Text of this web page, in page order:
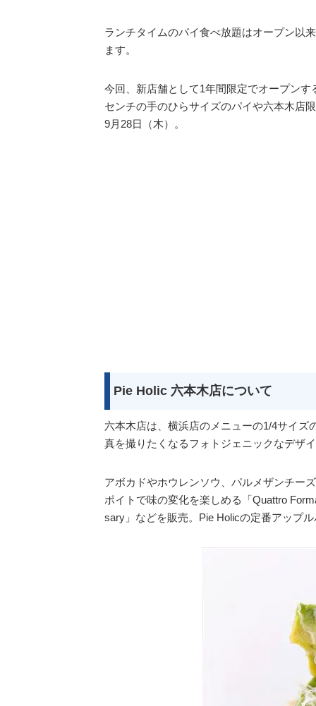
ランチタイムのパイ食べ放題はオープン以
ます。
今回、新店舗として1年間限定でオープンす
センチの手のひらサイズのパイや六本木店
9月28日（木）。
Pie Holic 六本木店について
六本木店は、横浜店のメニューの1/4サイ
真を撮りたくなるフォトジェニックなデザ
アボカドやホウレンソウ、パルメザンチー
ポイトで味の変化を楽しめる「Quattro
sary」などを販売。Pie Holicの定番アップ